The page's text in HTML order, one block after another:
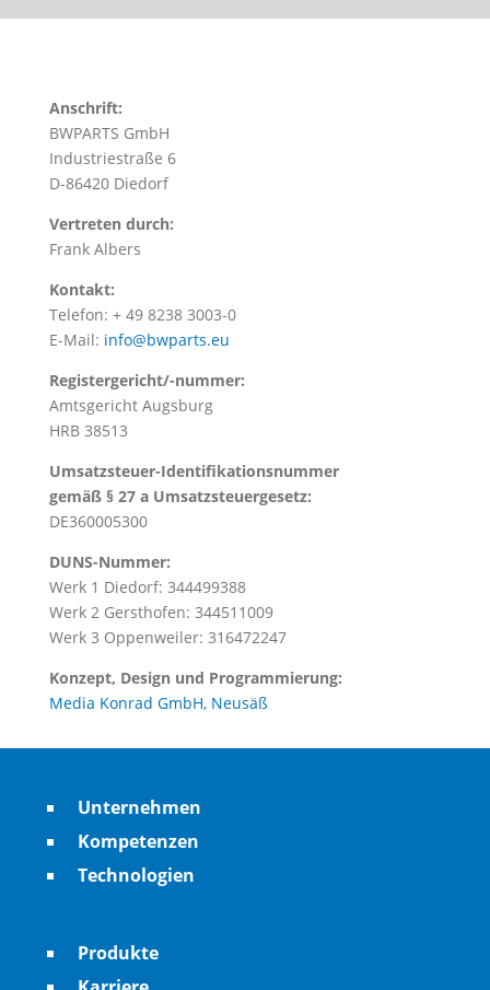
Anschrift:
BWPARTS GmbH
Industriestraße 6
D-86420 Diedorf
Vertreten durch:
Frank Albers
Kontakt:
Telefon: + 49 8238 3003-0
E-Mail: info@bwparts.eu
Registergericht/-nummer:
Amtsgericht Augsburg
HRB 38513
Umsatzsteuer-Identifikationsnummer
gemäß § 27 a Umsatzsteuergesetz:
DE360005300
DUNS-Nummer:
Werk 1 Diedorf: 344499388
Werk 2 Gersthofen: 344511009
Werk 3 Oppenweiler: 316472247
Konzept, Design und Programmierung:
Media Konrad GmbH, Neusäß
Unternehmen
Kompetenzen
Technologien
Produkte